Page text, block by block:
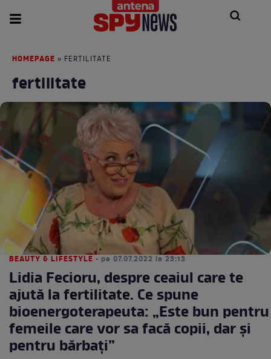
HOMEPAGE » FERTILITATE
fertilitate
BEAUTY & LIFESTYLE • pe 07.07.2022 la 23:13
Lidia Fecioru, despre ceaiul care te
ajută la fertilitate. Ce spune
bioenergoterapeuta: „Este bun pentru
femeile care vor sa facă copii, dar și
pentru bărbați”